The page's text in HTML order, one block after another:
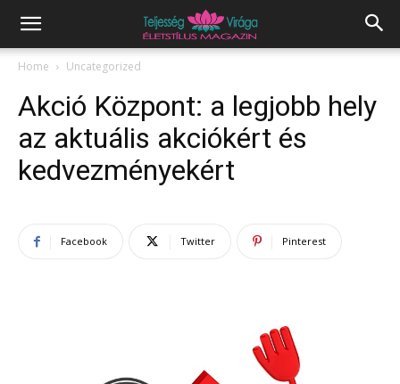
Home Uncategorized
Akció Központ: a legjobb hely
az aktuális akciókért és
kedvezményekért
Facebook Twitter Pinterest